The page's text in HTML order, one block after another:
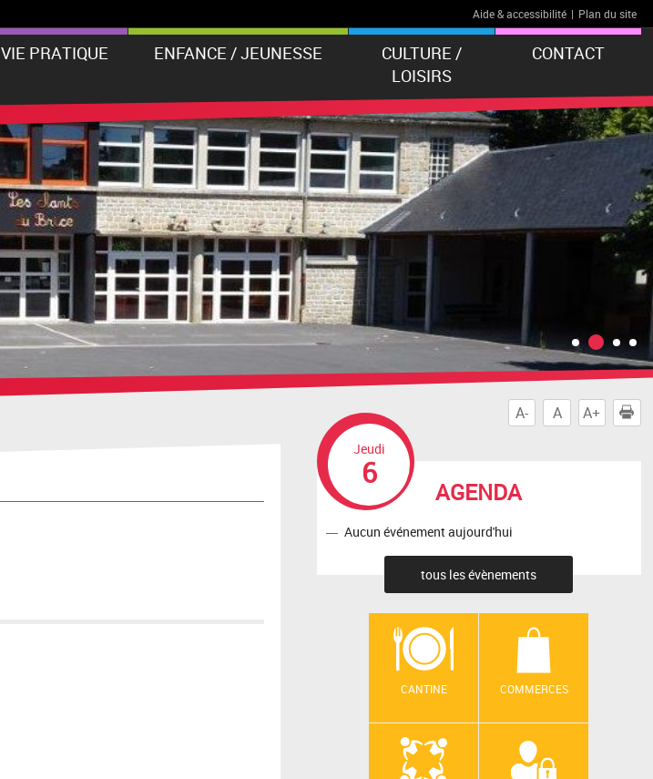
Aide & accessibilité | Plan du site
VIE PRATIQUE ENFANCE / JEUNESSE
CULTURE /
LOISIRS
CONTACT
A- A A+
AGENDA
Jeudi
6
Aucun événement aujourd'hui
tous les évènements
CANTINE COMMERCES